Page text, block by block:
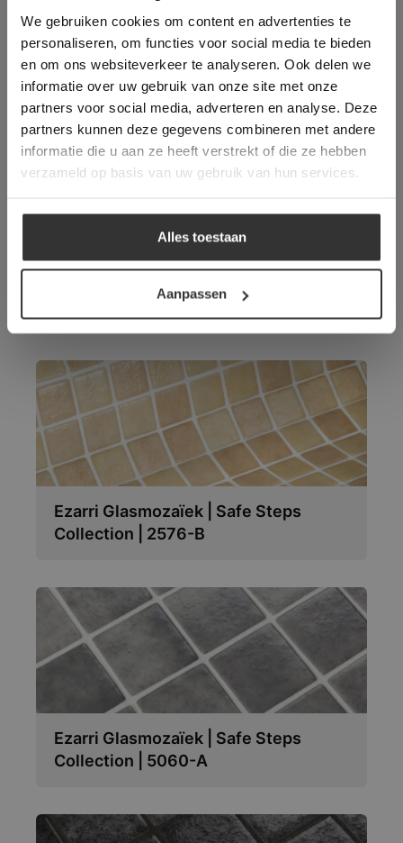
We gebruiken cookies om content en advertenties te
personaliseren, om functies voor social media te bieden
en om ons websiteverkeer te analyseren. Ook delen we
informatie over uw gebruik van onze site met onze
partners voor social media, adverteren en analyse. Deze
partners kunnen deze gegevens combineren met andere
informatie die u aan ze heeft verstrekt of die ze hebben
verzameld op basis van uw gebruik van hun services.
Alles toestaan
Aanpassen
offerte
Legwerk vanuit het
tegelzettersgilde
Meer dan 500 m2 showroom
Meer dan 500 m2 showtuin
Vloeren die wellicht ook
uw interesse hebben:
Ezarri Glasmozaïek | Safe Steps
Collection | 2576-B
Ezarri Glasmozaïek | Safe Steps
Collection | 5060-A
longer working. Please contact the website
administrator.
Deze website gebruikt cookies om de
gebruikerservaring te verbeteren. Door
gebruik te maken van onze website geeft u
toestemming voor alle cookies in
overeenstemming met ons cookiebeleid.Lees
verder
ALLES ACCEPTEREN
ALLES AFWIJZEN
DETAILS WEERGEVEN